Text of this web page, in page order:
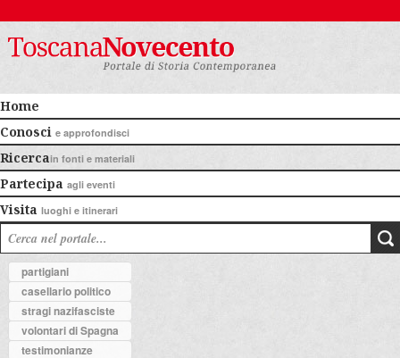
Home
Conosci e approfondisci
Ricercain fonti e materiali
Partecipa agli eventi
Visita luoghi e itinerari
partigiani
casellario politico
stragi nazifasciste
volontari di Spagna
testimonianze